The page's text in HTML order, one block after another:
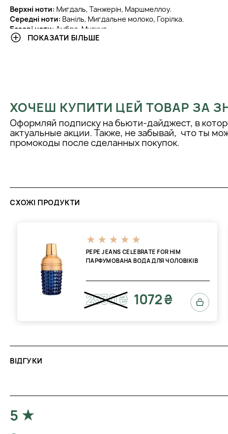
Верхні ноти: Мигдаль, Танжерін, Маршмеллоу.
Середні ноти: Ваніль, Мигдальне молоко, Горілка.
Базові ноти: Амбра, Мускус.
ПОКАЗАТИ БІЛЬШЕ
ХОЧЕШ КУПИТИ ЦЕЙ ТОВАР ЗА
Оформляй подписку на бьюти-дайджест, в
актуальные акции. Также, не забывай, что ты
промокоды после сделанных покупок.
СХОЖІ ПРОДУКТИ
PEPE JEANS CELEBRATE FOR HIM
ПАРФУМОВАНА ВОДА ДЛЯ ЧОЛОВІКІВ
2530 ₴ 1072 ₴
ВІДГУКИ
5